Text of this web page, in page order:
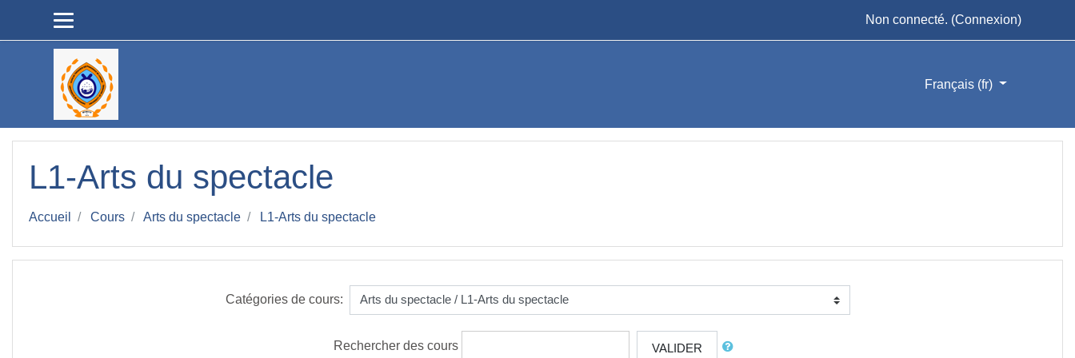
Non connecté. (Connexion)
Français ‎(fr)‎
L1-Arts du spectacle
Accueil Cours Arts du spectacle L1-Arts du spectacle
Catégories de cours:
Rechercher des cours VALIDER